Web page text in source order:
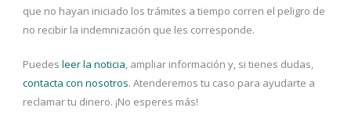
que no hayan iniciado los trámites a tiempo corren el peligro de
no recibir la indemnización que les corresponde.
Puedes leer la noticia , ampliar información y, si tienes dudas,
contacta con nosotros. Atenderemos tu caso para ayudarte a
reclamar tu dinero. ¡No esperes más!